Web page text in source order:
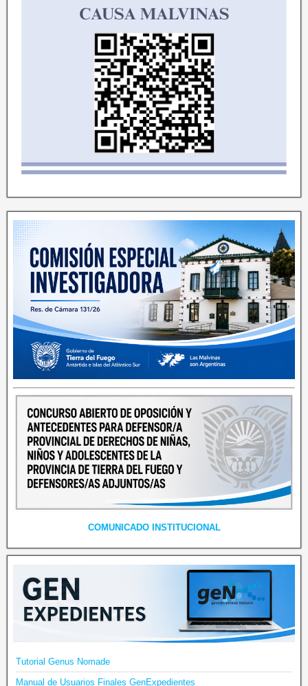
COMUNICADO INSTITUCIONAL
Tutorial Genus Nomade
Manual de Usuarios Finales GenExpedientes